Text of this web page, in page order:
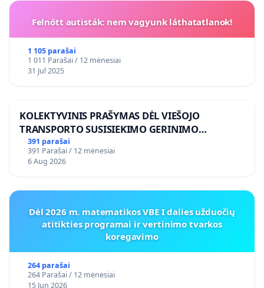
Felnőtt autisták: nem vagyunk láthatatlanok!
1 105 parašai
1 011 Parašai / 12 mėnesiai
31 Jul 2025
KOLEKTYVINIS PRAŠYMAS DĖL VIEŠOJO
TRANSPORTO SUSISIEKIMO GERINIMO
VOSYLIUKŲ KAIME
391 parašai
391 Parašai / 12 mėnesiai
6 Aug 2026
Dėl 2026 m. matematikos VBE I dalies užduočių
atitikties programai ir vertinimo tvarkos
koregavimo
264 parašai
264 Parašai / 12 mėnesiai
15 Jun 2026